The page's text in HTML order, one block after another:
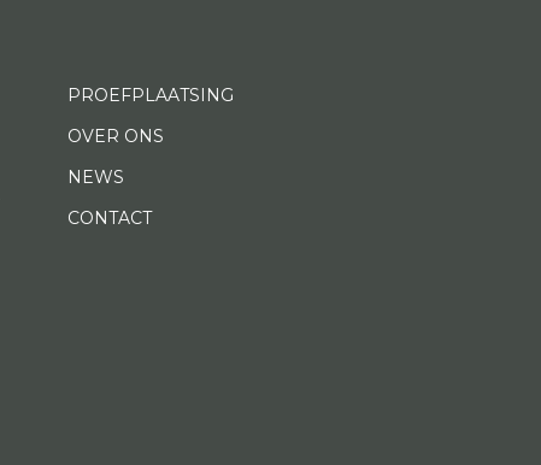
PROEFPLAATSING
OVER ONS
NEWS
CONTACT